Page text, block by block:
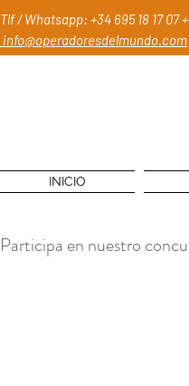
Tlf / Whatsapp: +34 695 18 17 07
info@operadoresdelmundo.com
INICIO
Participa en nuestro